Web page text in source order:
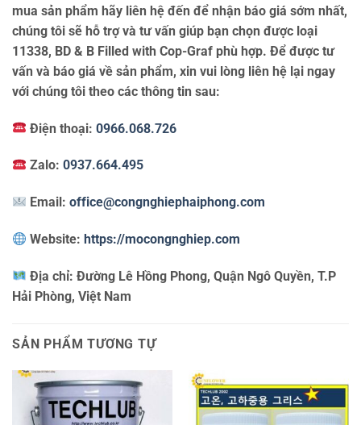
mua sản phẩm hãy liên hệ đến để nhận báo giá sớm nhất,
chúng tôi sẽ hỗ trợ và tư vấn giúp bạn chọn được loại
11338, BD & B Filled with Cop-Graf phù hợp. Để được tư
vấn và báo giá về sản phẩm, xin vui lòng liên hệ lại ngay
với chúng tôi theo các thông tin sau:
Điện thoại:0966.068.726
Zalo:0937.664.495
Email:office@congnghiephaiphong.com
Website:https://mocongnghiep.com
Địa chỉ:Đường Lê Hồng Phong, Quận Ngô Quyền, T.P
Hải Phòng, Việt Nam
SẢN PHẨM TƯƠNG TỰ